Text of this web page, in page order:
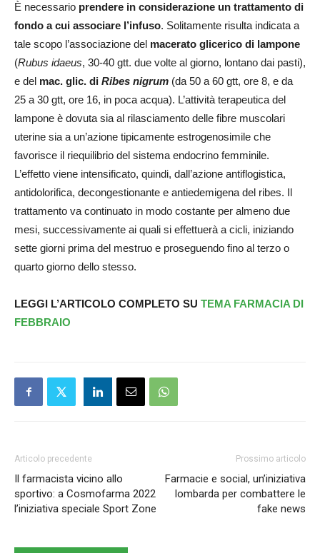
È necessario prendere in considerazione un trattamento di
fondo a cui associare l’infuso. Solitamente risulta indicata a
tale scopo l’associazione del macerato glicerico di lampone
(Rubus idaeus, 30-40 gtt. due volte al giorno, lontano dai pasti),
e del mac. glic. di Ribes nigrum (da 50 a 60 gtt, ore 8, e da
25 a 30 gtt, ore 16, in poca acqua). L’attività terapeutica del
lampone è dovuta sia al rilasciamento delle fibre muscolari
uterine sia a un’azione tipicamente estrogenosimile che
favorisce il riequilibrio del sistema endocrino femminile.
L’effetto viene intensificato, quindi, dall’azione antiflogistica,
antidolorifica, decongestionante e antiedemigena del ribes. Il
trattamento va continuato in modo costante per almeno due
mesi, successivamente ai quali si effettuerà a cicli, iniziando
sette giorni prima del mestruo e proseguendo fino al terzo o
quarto giorno dello stesso.
LEGGI L’ARTICOLO COMPLETO SU TEMA FARMACIA DI
FEBBRAIO
Articolo precedente
Il farmacista vicino allo
sportivo: a Cosmofarma 2022
l’iniziativa speciale Sport Zone
Prossimo articolo
Farmacie e social, un’iniziativa
lombarda per combattere le
fake news